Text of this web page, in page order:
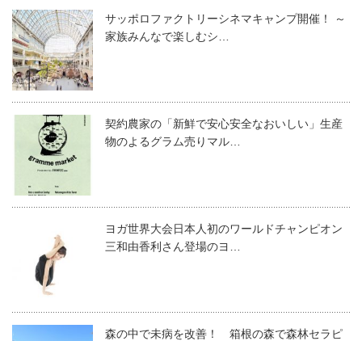
サッポロファクトリーシネマキャンプ開催！ ～
家族みんなで楽しむシ…
契約農家の「新鮮で安心安全なおいしい」生産
物のよるグラム売りマル…
ヨガ世界大会日本人初のワールドチャンピオン
三和由香利さん登場のヨ…
森の中で未病を改善！ 箱根の森で森林セラピ